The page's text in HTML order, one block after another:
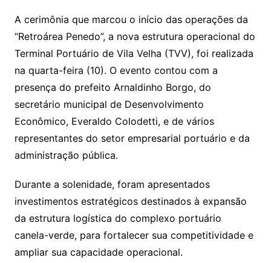
at
s
A
p
p
c
e
b
o
o
k
itt
er
ai
l
A cerimônia que marcou o início das operações da
“Retroárea Penedo”, a nova estrutura operacional do
Terminal Portuário de Vila Velha (TVV), foi realizada
na quarta-feira (10). O evento contou com a
presença do prefeito Arnaldinho Borgo, do
secretário municipal de Desenvolvimento
Econômico, Everaldo Colodetti, e de vários
representantes do setor empresarial portuário e da
administração pública.
Durante a solenidade, foram apresentados
investimentos estratégicos destinados à expansão
da estrutura logística do complexo portuário
canela-verde, para fortalecer sua competitividade e
ampliar sua capacidade operacional.